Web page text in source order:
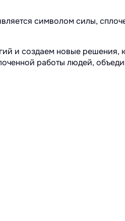
символом силы,
и создаем новые решения,
работы людей,